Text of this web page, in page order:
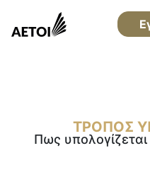
ΤΡΟΠΟΣ
Πως